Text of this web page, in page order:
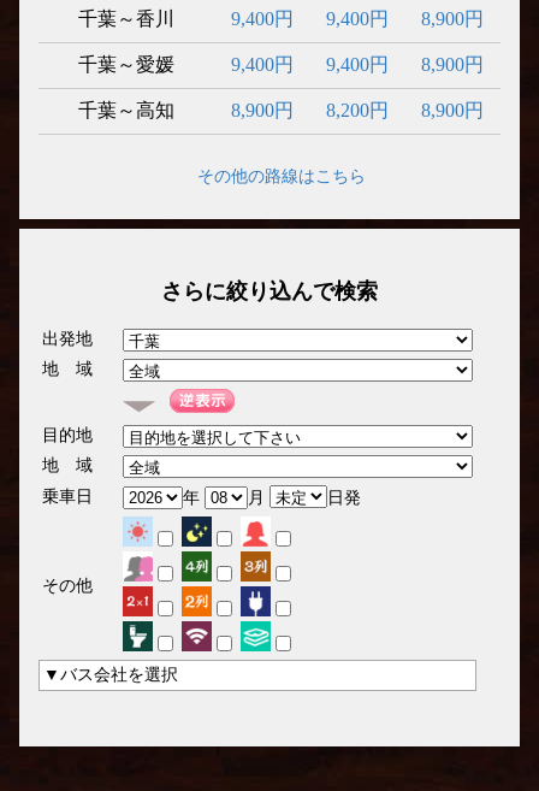
千葉～香川 9,400円 9,400円 8,900円
千葉～愛媛 9,400円 9,400円 8,900円
千葉～高知 8,900円 8,200円 8,900円
その他の路線はこちら
さらに絞り込んで検索
出発地
地 域
目的地
地 域
乗車日
年 月 日発
その他
▼バス会社を選択